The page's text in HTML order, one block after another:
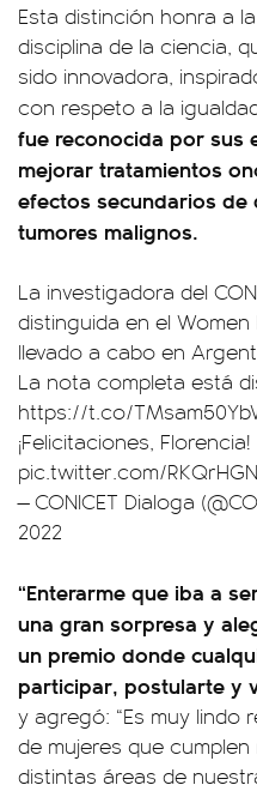
Esta distinción honra a
disciplina de la ciencia,
sido innovadora,
con respeto a la
fue reconocida por sus
mejorar tratamientos
efectos secundarios
tumores malignos.
La investigadora del
distinguida en el
llevado a cabo en
La nota completa está
https://t.co/
¡Felicitaciones, Florencia!
pic.twitter.com/
— CONICET Dialoga
2022
“Enterarme que iba a
una gran sorpresa y
un premio donde
participar, postularte y
y agregó: “Es muy
de mujeres que
distintas áreas de